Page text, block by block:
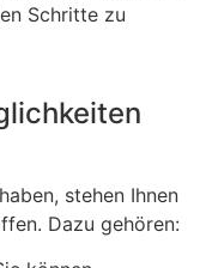
Schritte zu
stehen Ihnen
Dazu gehören: